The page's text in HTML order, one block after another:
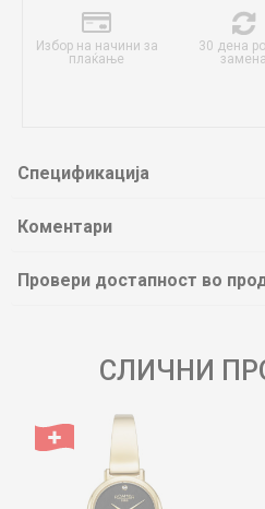
Избор на начини за
плаќање
30 дена
замена
Спецификација
Коментари
Провери достапност во
СЛИЧНИ